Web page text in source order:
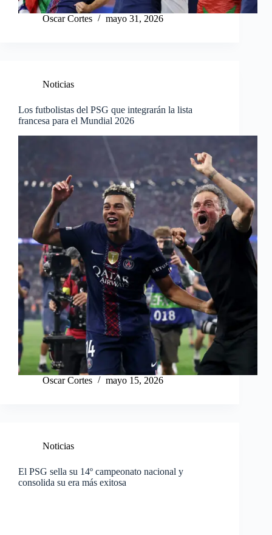
Oscar Cortes mayo 31, 2026
Noticias
Los futbolistas del PSG que integrarán la lista
francesa para el Mundial 2026
Oscar Cortes mayo 15, 2026
Noticias
El PSG sella su 14º campeonato nacional y
consolida su era más exitosa